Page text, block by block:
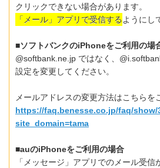
クリックできない場合があります。
「メール」アプリで受信するようにし
■ソフトバンクのiPhoneをご利用の場
@softbank.ne.jp ではなく、
設定を変更してください。
メールアドレスの変更方法はこちらを
https://faq.benesse.co.jp/faq/show/
site_domain=tama
■auのiPhoneをご利用の場合
「メッセージ」アプリでのメール受